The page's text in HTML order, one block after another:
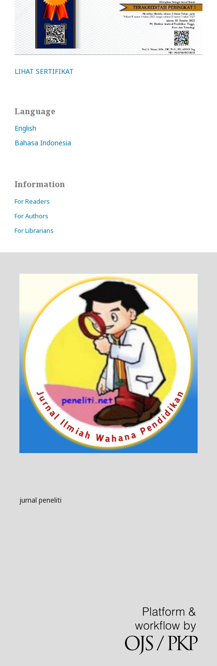
LIHAT SERTIFIKAT
Language
English
Bahasa Indonesia
Information
For Readers
For Authors
For Librarians
jurnal peneliti